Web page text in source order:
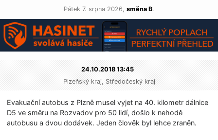
Pátek 7. srpna 2026, směna B.
24.10.2018 13:45
Plzeňský kraj, Středočeský kraj
Evakuační autobus z Plzně musel vyjet na 40. kilometr dálnice
D5 ve směru na Rozvadov pro 50 lidí, došlo k nehodě
autobusu a dvou dodávek. Jeden člověk byl lehce zraněn.